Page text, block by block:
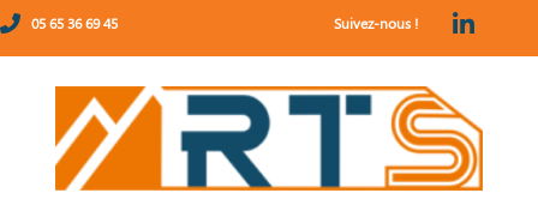
05 65 36 69 45 Suivez-nous !